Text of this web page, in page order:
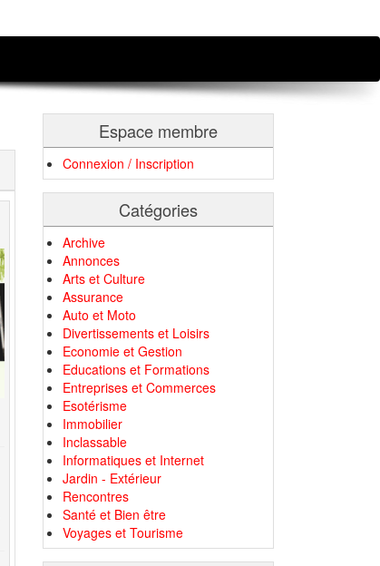
Espace membre
Connexion / Inscription
Catégories
Archive
Annonces
Arts et Culture
Assurance
Auto et Moto
Divertissements et Loisirs
Economie et Gestion
Educations et Formations
Entreprises et Commerces
Esotérisme
Immobilier
Inclassable
Informatiques et Internet
Jardin - Extérieur
Rencontres
Santé et Bien être
Voyages et Tourisme